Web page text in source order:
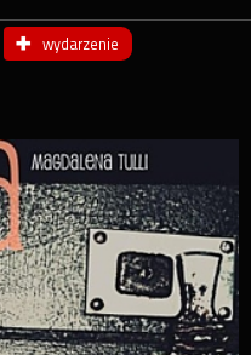
wydarzenie